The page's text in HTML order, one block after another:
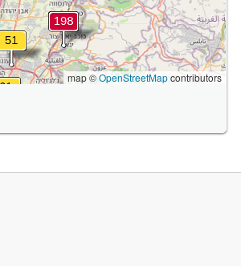
map ©OpenStreetMapcontributors